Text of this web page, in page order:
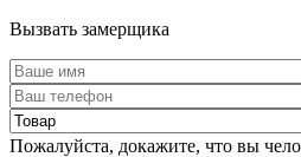
Вызвать замерщика
Пожалуйста, докажите, что вы